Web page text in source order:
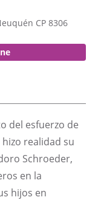
CP 8306
del esfuerzo de
realidad su
Schroeder,
en la
hijos en